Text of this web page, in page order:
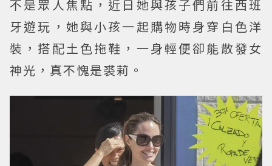
不是眾人焦點，近日她與孩子們前往西班
牙遊玩，她與小孩一起購物時身穿白色洋
裝，搭配土色拖鞋，一身輕便卻能散發女
神光，真不愧是裘莉。